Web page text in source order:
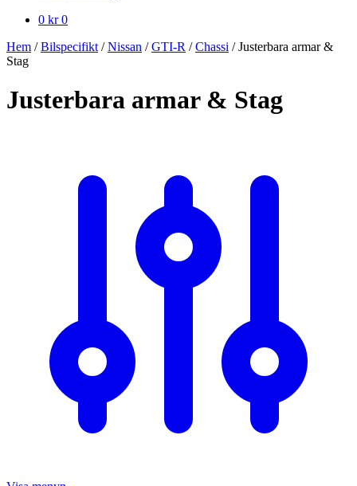
0 kr 0
Hem /Bilspecifikt /Nissan /GTI-R /Chassi /Justerbara armar &
Stag
Justerbara armar & Stag